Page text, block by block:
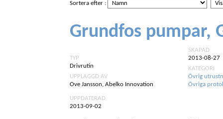
Sortera efter :
Grundfos pumpar,
TYP
Drivrutin
UPPLAGGD AV
Ove Jansson, Abelko Innovation
SKAPAD
2013-08-27
KATEGORI
Övrig
Övriga
UPPDATERAD
2013-09-02